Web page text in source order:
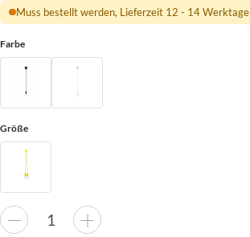
Muss bestellt werden, Lieferzeit 12 - 14 Werktage
Farbe
Größe